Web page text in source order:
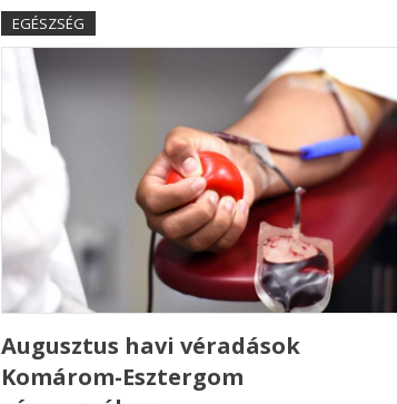
EGÉSZSÉG
Augusztus havi véradások
Komárom-Esztergom